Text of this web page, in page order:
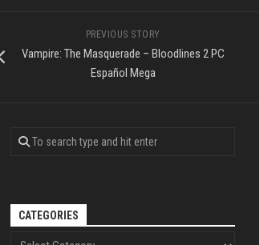
PREVIOUS STORY
Vampire: The Masquerade – Bloodlines 2 PC
Español Mega
CATEGORIES